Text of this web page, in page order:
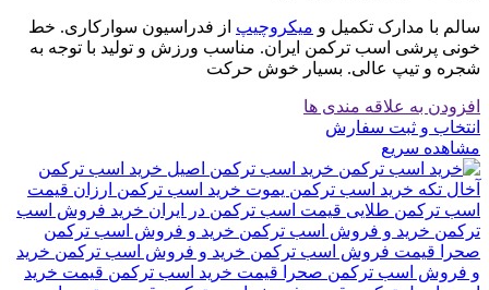
سالم با مدارک تکمیل و میکروچیپ از فدراسیون سوارکاری. خط
خونی پرشی اسب ترکمن ایران. مناسب ورزش و تولید با توجه به
شجره و تیپ عالی. بسیار خوش حرکت
افزودن به علاقه مندی ها
انتخاب و ثبت سفارش
مشاهده سریع